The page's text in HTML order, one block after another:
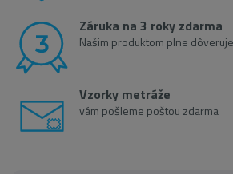
Záruka na 3 roky zdarma
Našim produktom plne
Vzorky metráže
vám pošleme poštou zdarma